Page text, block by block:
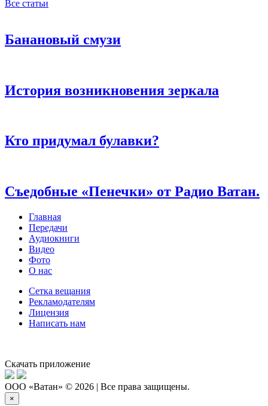
Все статьи
Банановый смузи
История возникновения зеркала
Кто придумал булавки?
Съедобные «Пенечки» от Радио Ватан.
Главная
Передачи
Аудиокниги
Видео
Фото
О нас
Сетка вещания
Рекламодателям
Лицензия
Написать нам
Скачать приложение
ООО «Ватан» © 2026 | Все права защищены.
×